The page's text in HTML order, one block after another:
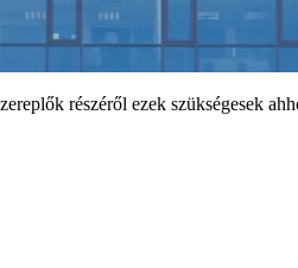
részéről ezek szükségesek